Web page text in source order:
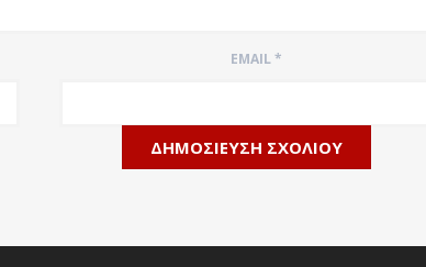
EMAIL*